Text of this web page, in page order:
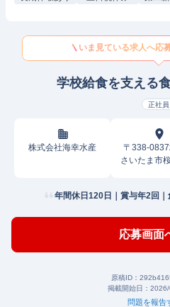
いま見ている求人へ応
学校給食を支える
正社員
株式会社海幸水産
〒338-
さいたま市
年間休日120日｜賞与年2回
応募画面
原稿ID：
掲載開始日： 2026/
問題を報告